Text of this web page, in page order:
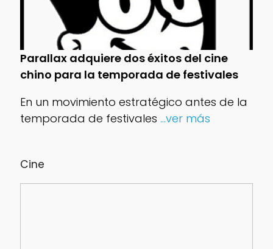
Cine
Parallax adquiere dos éxitos del cine
chino para la temporada de festivales
En un movimiento estratégico antes de la
temporada de festivales ...ver más